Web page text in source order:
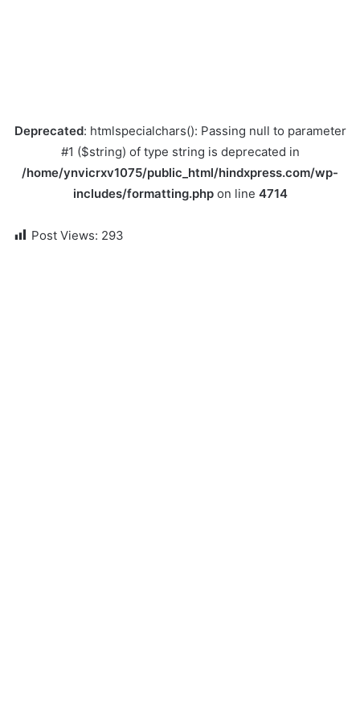
Deprecated: htmlspecialchars(): Passing null to parameter
#1 ($string) of type string is deprecated in
/home/ynvicrxv1075/public_html/hindxpress.com/wp-
includes/formatting.phpon line 4714
Post Views: 293